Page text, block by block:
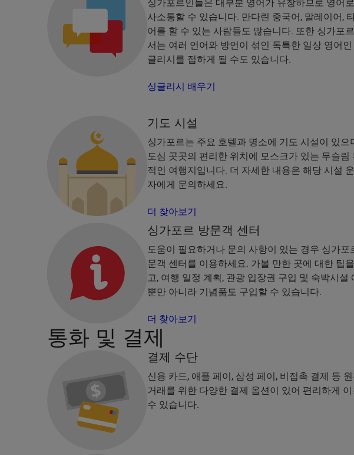
사소통할 수 있습니다. 만다린 중국어, 말레이어,
어를 할 수 있는 사람들도 많습니다. 또한 싱가포
서는 여러 언어와 방언이 섞인 독특한 일상 영어인
글리시를 접하게 될 수도 있습니다.
싱글리시 배우기
기도 시설
싱가포르는 주요 호텔과 명소에 기도 시설이 있으
도심 곳곳의 편리한 위치에 모스크가 있는 무슬림
적인 여행지입니다. 더 자세한 내용은 해당 시설
자에게 문의하세요.
더 찾아보기
싱가포르 방문객 센터
도움이 필요하거나 문의 사항이 있는 경우 싱가포
문객 센터를 이용하세요. 가볼 만한 곳에 대한 팁
고, 여행 일정 계획, 관광 입장권 구입 및 숙박시설
뿐만 아니라 기념품도 구입할 수 있습니다.
더 찾아보기
통화 및 결제
결제 수단
신용 카드, 애플 페이, 삼성 페이, 비접촉 결제 등
거래를 위한 다양한 결제 옵션이 있어 편리하게
수 있습니다.